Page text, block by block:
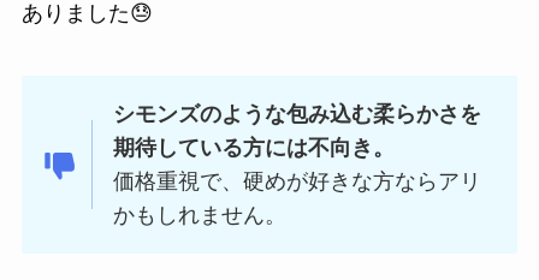
ありました😓
シモンズのような包み込む柔らかさを
期待している方には不向き。
価格重視で、硬めが好きな方ならアリ
かもしれません。